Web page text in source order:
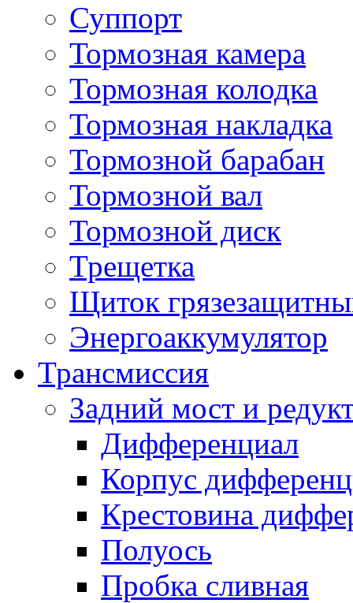
Суппорт
Тормозная камера
Тормозная колодка
Тормозная накладка
Тормозной барабан
Тормозной вал
Тормозной диск
Трещетка
Щиток
Энергоаккумулятор
Трансмиссия
Задний мост и
Дифференциал
Корпус
Крестовина
Полуось
Пробка сливная